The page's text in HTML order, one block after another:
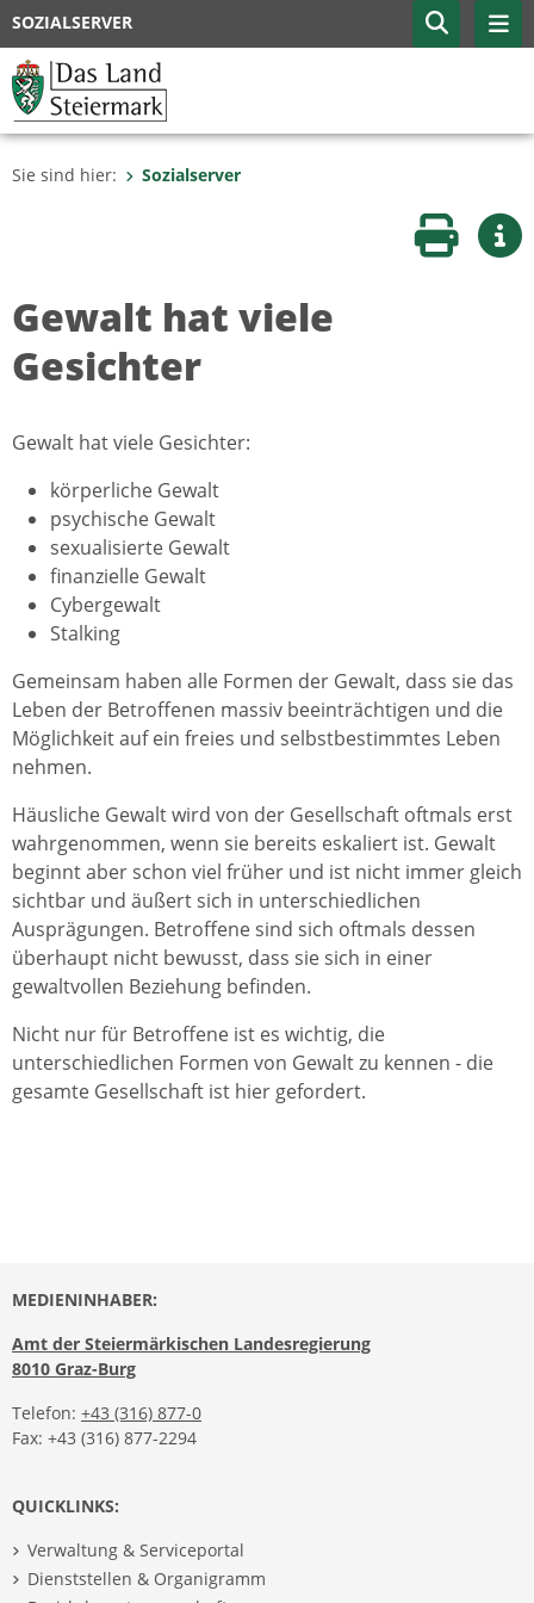
SOZIALSERVER
Sie sind hier: Sozialserver
Seite
Gewalt hat viele
Gesichter
Gewalt hat viele Gesichter:
körperliche Gewalt
psychische Gewalt
sexualisierte Gewalt
finanzielle Gewalt
Cybergewalt
Stalking
Gemeinsam haben alle Formen der Gewalt, dass sie das
Leben der Betroffenen massiv beeinträchtigen und die
Möglichkeit auf ein freies und selbstbestimmtes Leben
nehmen.
Häusliche Gewalt wird von der Gesellschaft oftmals erst
wahrgenommen, wenn sie bereits eskaliert ist. Gewalt
beginnt aber schon viel früher und ist nicht immer gleich
sichtbar und äußert sich in unterschiedlichen
Ausprägungen. Betroffene sind sich oftmals dessen
überhaupt nicht bewusst, dass sie sich in einer
gewaltvollen Beziehung befinden.
Nicht nur für Betroffene ist es wichtig, die
unterschiedlichen Formen von Gewalt zu kennen - die
gesamte Gesellschaft ist hier gefordert.
MEDIENINHABER:
Amt der Steiermärkischen Landesregierung
8010 Graz-Burg
Telefon: +43 (316) 877-0
Fax: +43 (316) 877-2294
QUICKLINKS:
Verwaltung & Serviceportal
Dienststellen & Organigramm